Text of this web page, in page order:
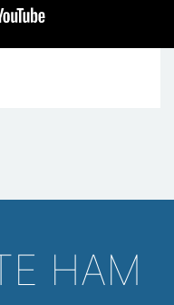
НАМ